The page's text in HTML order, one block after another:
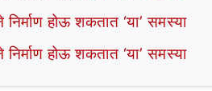
होऊ शकतात ‘या’ समस्या
होऊ शकतात ‘या’ समस्या